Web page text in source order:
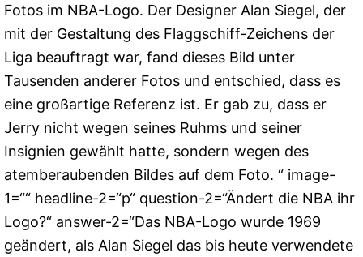
Fotos im NBA-Logo. Der Designer Alan Siegel, der
mit der Gestaltung des Flaggschiff-Zeichens der
Liga beauftragt war, fand dieses Bild unter
Tausenden anderer Fotos und entschied, dass es
eine großartige Referenz ist. Er gab zu, dass er
Jerry nicht wegen seines Ruhms und seiner
Insignien gewählt hatte, sondern wegen des
atemberaubenden Bildes auf dem Foto. “ image-
1=““ headline-2=“p“ question-2=“Ändert die NBA ihr
Logo?“ answer-2=“Das NBA-Logo wurde 1969
geändert, als Alan Siegel das bis heute verwendete